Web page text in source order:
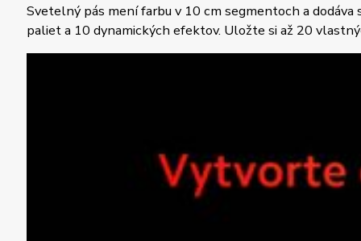
Svetelný pás mení farbu v 10 cm segmentoch a
paliet a 10 dynamických efektov. Uložte si až 20